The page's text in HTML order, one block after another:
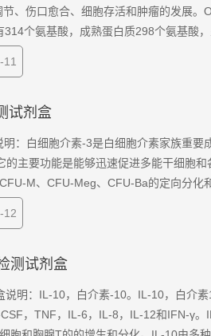
、伤口愈合、细胞存活和肿瘤的发展。
个氨基酸，成熟蛋白质298个氨基酸，
11
试剂盒
：白细胞介素-3是白细胞介素家族重要
的主要功能是能够迅速促进多能干细胞
M、CFU-Meg、CFU-Ba的定向分化
性粒细胞和血小板。
12
测试剂盒
明：IL-10，白介素-10。IL-10，白介
，TNF，IL-6，IL-8，IL-12和IFN-γ。